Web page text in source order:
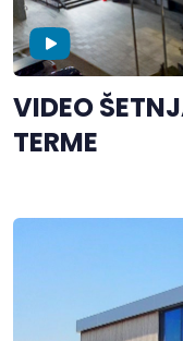
VIDEO
TERME